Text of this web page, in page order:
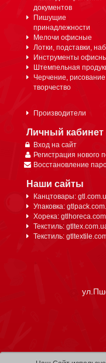
документов
Пишущие
принадлежности
Мелочи офисные
Лотки, подставки,
Инструменты
Штемпельная
Черчение, рисование
творчество
Производители
Личный кабинет
Вход на сайт
Регистрация нового
Восстановление
Наши сайты
Канцтовары:
Упаковка:
Хорека:
Текстиль:
Текстиль: